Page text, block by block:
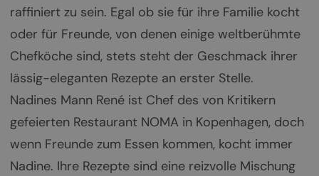
raffiniert zu sein. Egal ob sie für ihre Familie kocht
oder für Freunde, von denen einige weltberühmte
Chefköche sind, stets steht der Geschmack ihrer
lässig-eleganten Rezepte an erster Stelle.
Nadines Mann René ist Chef des von Kritikern
gefeierten Restaurant NOMA in Kopenhagen, doch
wenn Freunde zum Essen kommen, kocht immer
Nadine. Ihre Rezepte sind eine reizvolle Mischung